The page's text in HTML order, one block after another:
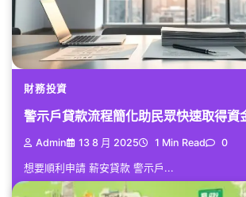
財務投資
警示戶貸款流程簡化助民眾快速取得資
Admin 13 8 月 2025 1 Min Read 0
想要順利申請 薪安貸款 警示戶...